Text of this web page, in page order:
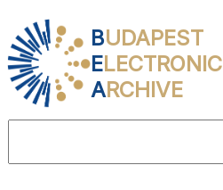
BUDAPEST
ELECTRONIC
ARCHIVE